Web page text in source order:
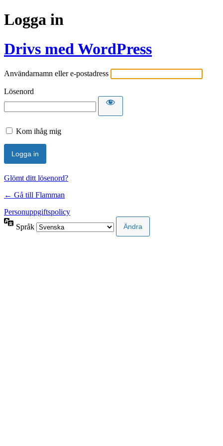
Logga in
Drivs med WordPress
Användarnamn eller e-postadress
Lösenord
Kom ihåg mig
Glömt ditt lösenord?
← Gå till Flamman
Personuppgiftspolicy
Språk